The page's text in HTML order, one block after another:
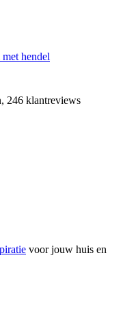
hendel
246 klantreviews
voor jouw huis en